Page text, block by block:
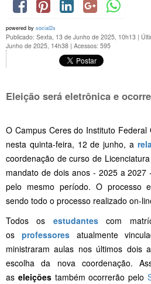
powered by social2s
Publicado: Sexta, 13 de Junho de 2025, 10h13 |
Junho de 2025, 14h38 | Acessos: 595
Eleição será eletrônica e
O Campus Ceres do Instituto
nesta quinta-feira, 12 de junho, a
coordenação de curso de
mandato de dois anos - 2025 a 2027
pelo mesmo período. O processo
sendo todo o processo realizado on-
Todos os estudantescom
os professoresatualmente
ministraram aulas nos últimos dois
escolha da nova coordenação.
as eleiçõestambém ocorrerão pelo